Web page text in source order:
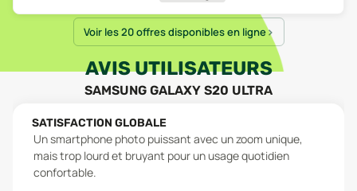
Voir les 20 offres disponibles en ligne
AVIS UTILISATEURS
SAMSUNG GALAXY S20 ULTRA
SATISFACTION GLOBALE
Un smartphone photo puissant avec un zoom unique,
mais trop lourd et bruyant pour un usage quotidien
confortable.